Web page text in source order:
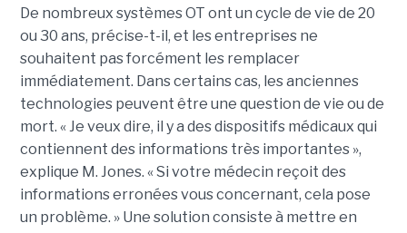
De nombreux systèmes OT ont un cycle de vie de 20
ou 30 ans, précise-t-il, et les entreprises ne
souhaitent pas forcément les remplacer
immédiatement. Dans certains cas, les anciennes
technologies peuvent être une question de vie ou de
mort. « Je veux dire, il y a des dispositifs médicaux qui
contiennent des informations très importantes »,
explique M. Jones. « Si votre médecin reçoit des
informations erronées vous concernant, cela pose
un problème. » Une solution consiste à mettre en